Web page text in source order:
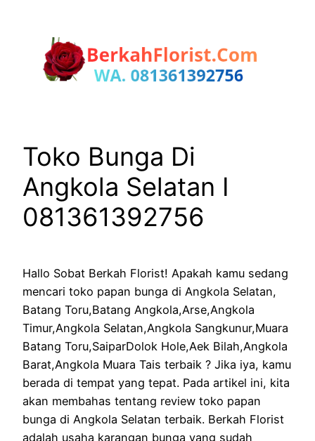
Toko Bunga Di
Angkola Selatan I
081361392756
Hallo Sobat Berkah Florist! Apakah kamu sedang
mencari toko papan bunga di Angkola Selatan,
Batang Toru,Batang Angkola,Arse,Angkola
Timur,Angkola Selatan,Angkola Sangkunur,Muara
Batang Toru,SaiparDolok Hole,Aek Bilah,Angkola
Barat,Angkola Muara Tais terbaik ? Jika iya, kamu
berada di tempat yang tepat. Pada artikel ini, kita
akan membahas tentang review toko papan
bunga di Angkola Selatan terbaik. Berkah Florist
adalah usaha karangan bunga yang sudah